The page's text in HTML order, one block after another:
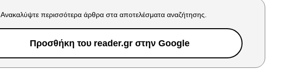
Ανακαλύψτε περισσότερα άρθρα στα αποτελέσματα αναζήτησης.
Προσθήκη του reader.gr στην Google